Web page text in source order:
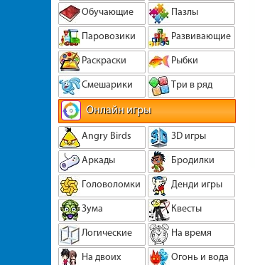
Обучающие
Пазлы
Паровозики
Развивающие
Раскраски
Рыбки
Смешарики
Три в ряд
Онлайн игры
Angry Birds
3D игры
Аркады
Бродилки
Головоломки
Денди игры
Зума
Квесты
Логические
На время
На двоих
Огонь и вода